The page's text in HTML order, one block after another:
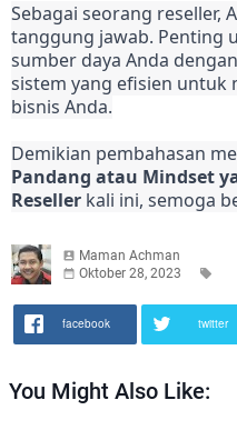
Sebagai seorang reseller,
tanggung jawab. Penting
sumber daya Anda
sistem yang efisien untuk
bisnis Anda.
Demikian pembahasan
Pandang atau Mindset
Reseller kali ini, semoga
Maman Achman
Oktober 28, 2023
facebook twitter
You Might Also Like: